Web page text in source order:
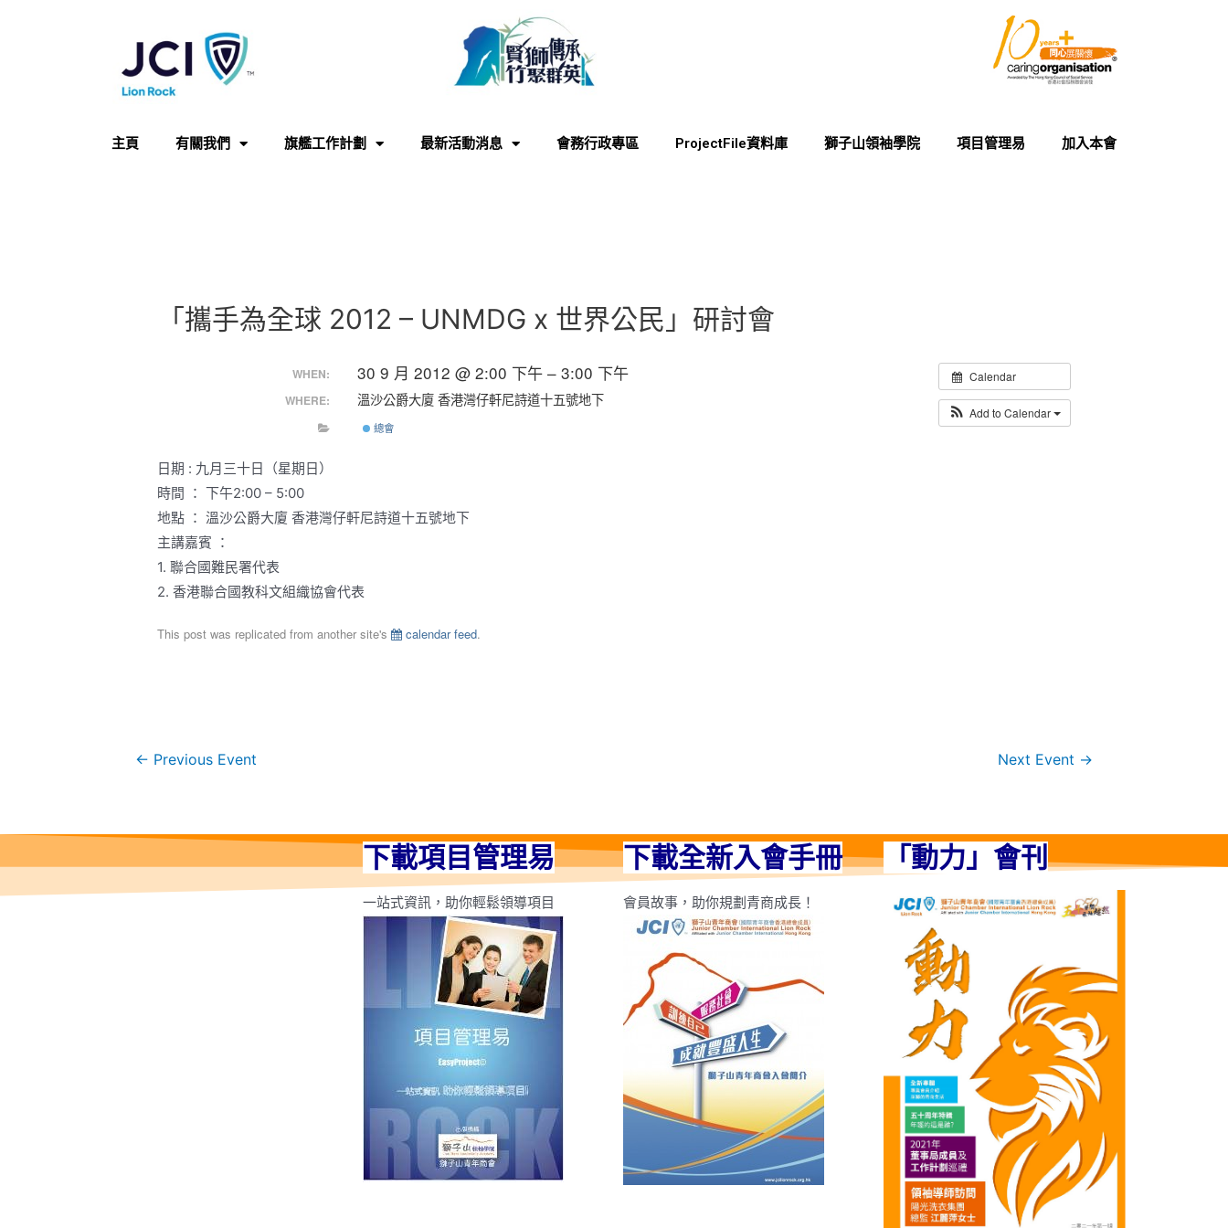
主頁 有關我們 旗艦工作計劃 最新活動消息 會務行政專區 ProjectFile資料庫 獅子山領袖學院 項目管理易 加入本會
「攜手為全球 2012 – UNMDG x 世界公民」研討會
Calendar
Add to Calendar
WHEN: 30 9 月 2012 @ 2:00 下午 – 3:00 下午
WHERE: 溫沙公爵大廈 香港灣仔軒尼詩道十五號地下
總會
日期 : 九月三十日（星期日）
時間 ： 下午2:00 – 5:00
地點 ： 溫沙公爵大廈 香港灣仔軒尼詩道十五號地下
主講嘉賓 ：
1. 聯合國難民署代表
2. 香港聯合國教科文組織協會代表
This post was replicated from another site's calendar feed.
← Previous Event Next Event →
下載項目管理易
一站式資訊，助你輕鬆領導項目
下載全新入會手冊
會員故事，助你規劃青商成長！
「動力」會刊